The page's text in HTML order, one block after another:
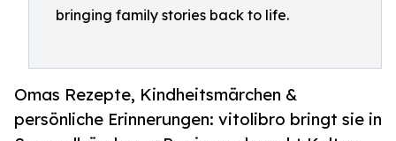
bringing family stories back to life.
Omas Rezepte, Kindheitsmärchen &
persönliche Erinnerungen: vitolibro bringt sie in